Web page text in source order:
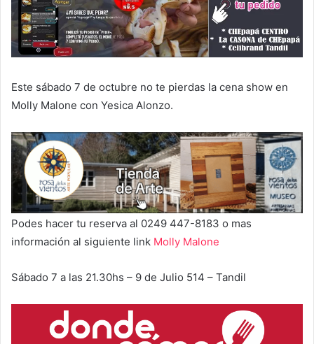
Este sábado 7 de octubre no te pierdas la cena show en
Molly Malone con Yesica Alonzo.
Podes hacer tu reserva al 0249 447-8183 o mas
información al siguiente link Molly Malone
Sábado 7 a las 21.30hs – 9 de Julio 514 – Tandil